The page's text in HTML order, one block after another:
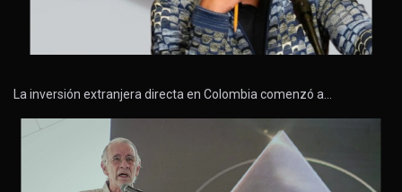
La inversión extranjera directa en Colombia comenzó a…